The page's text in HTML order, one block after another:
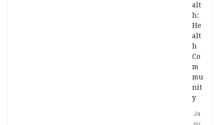
alt
h:
He
alt
h
Co
m
mu
nit
y
Ja